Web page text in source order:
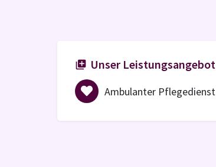
Unser Leistungsangebot
Ambulanter Pflegedienst